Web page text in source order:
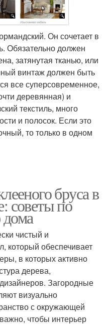
Он сочетает в
Обязательно должен
затянутая тканью, или
винтаж должен быть
все суперсовременное,
деревянная) и
текстиль, много
и полосок. Если это
то только в одном
бруса в
советы по
чистый и
который обеспечивает
в которых активно
дерева,
Загородные
визуально
с окружающей
чтобы интерьер